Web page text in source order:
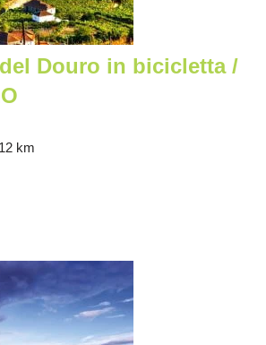
Douro in bicicletta /
km